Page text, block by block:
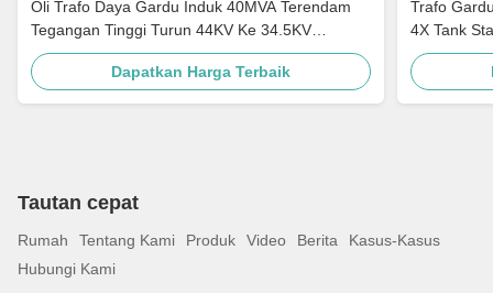
Oli Trafo Daya Gardu Induk 40MVA Terendam
Tegangan Tinggi Turun 44KV Ke 34.5KV
Standar ANSI IEEE
Dapatkan Harga Terbaik
Trafo
4X Tank
Tautan cepat
Rumah Tentang Kami Produk Video Berita
Kasus-Kasus
Hubungi Kami